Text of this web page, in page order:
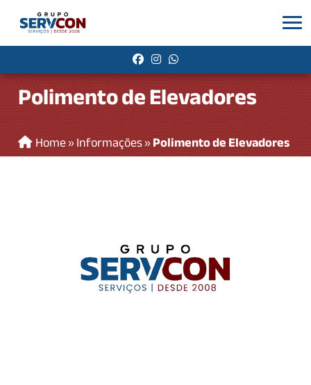
Polimento de Elevadores
Home»Informações»Polimento de Elevadores